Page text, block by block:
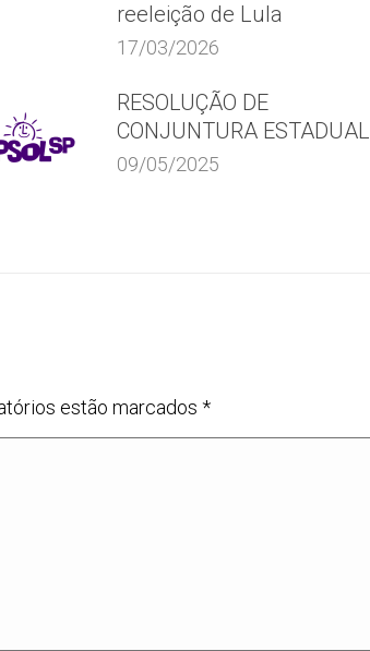
reeleição de Lula
17/03/2026
RESOLUÇÃO DE
CONJUNTURA ESTADUAL
09/05/2025
estão marcados *